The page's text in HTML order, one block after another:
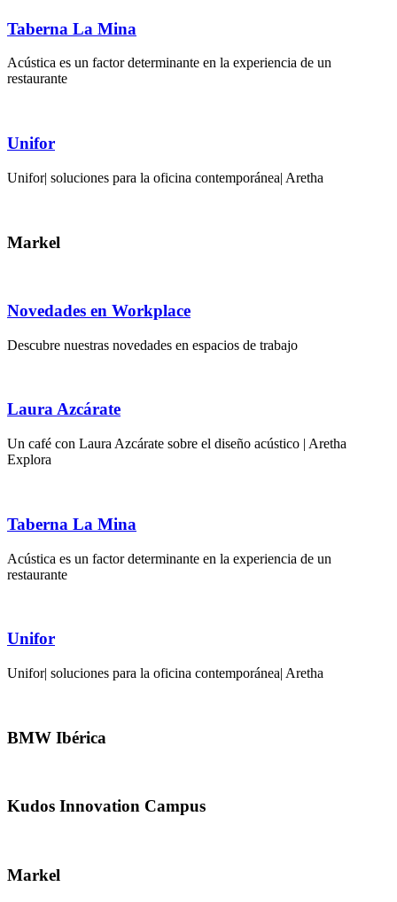
Taberna La Mina
Acústica es un factor determinante en la experiencia de un
restaurante
Unifor
Unifor| soluciones para la oficina contemporánea| Aretha
Markel
Novedades en Workplace
Descubre nuestras novedades en espacios de trabajo
Laura Azcárate
Un café con Laura Azcárate sobre el diseño acústico | Aretha
Explora
Taberna La Mina
Acústica es un factor determinante en la experiencia de un
restaurante
Unifor
Unifor| soluciones para la oficina contemporánea| Aretha
BMW Ibérica
Kudos Innovation Campus
Markel